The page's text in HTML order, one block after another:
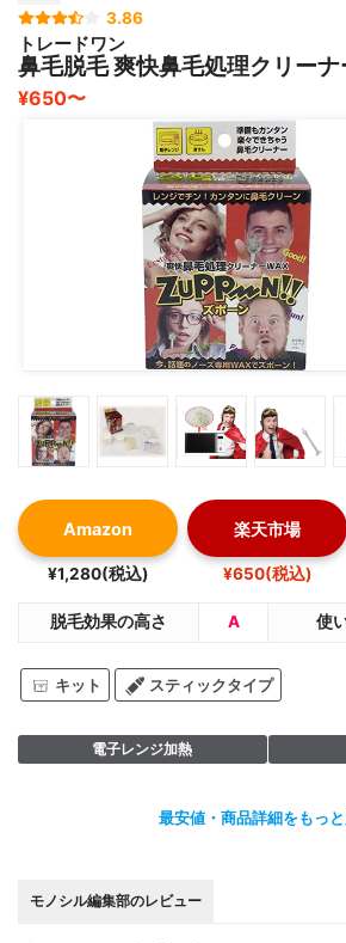
3.86
トレードワン
鼻毛脱毛 爽快鼻毛処理クリー
¥650〜
Amazon
¥1,280(税込)
楽天市場
¥650(税込)
脱毛効果の高さ A 使
キット スティックタイプ
電子レンジ加熱
最安値・商品詳細をもっ
モノシル編集部のレビュー